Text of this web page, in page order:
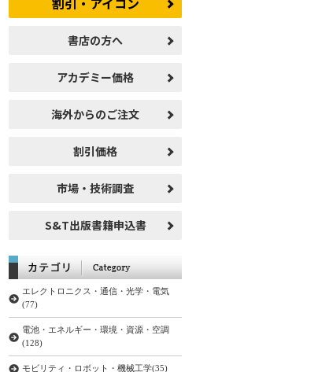
書店の方へ
アカデミー価格
海外からのご注文
割引価格
市場・技術調査
S&T出版書籍申込書
エレクトロニクス・通信・光学・電気
(77)
電池・エネルギー・環境・資源・空調
(128)
モビリティ・ロボット・機械工学(35)